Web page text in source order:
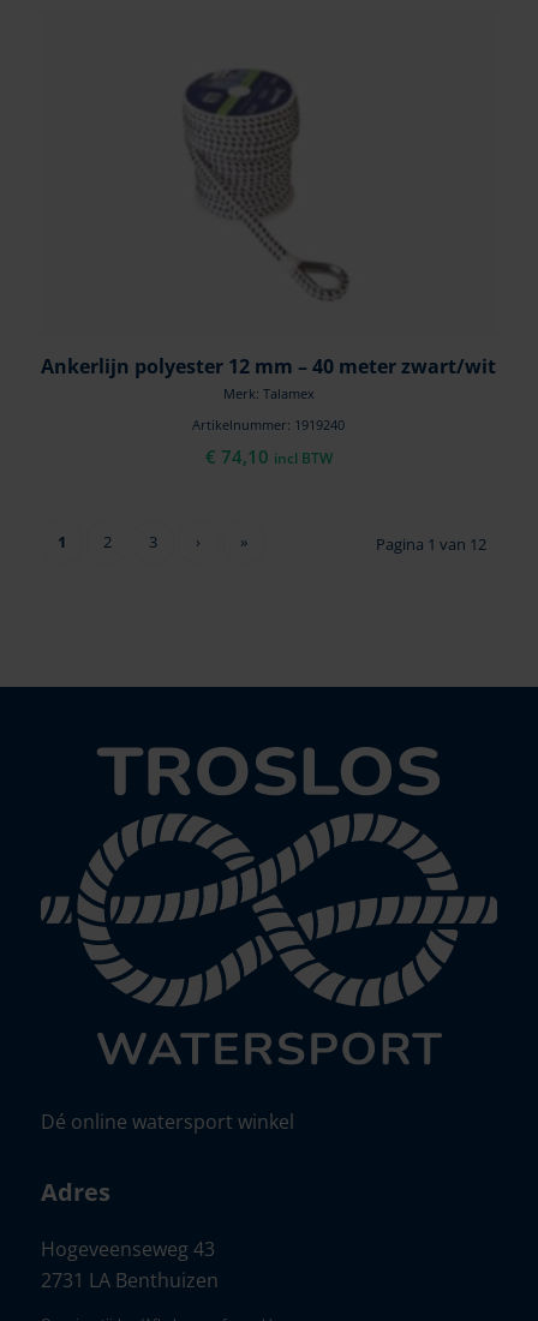
Ankerlijn polyester 12 mm – 40 meter zwart/wit
Merk: Talamex
Artikelnummer: 1919240
€ 74,10 incl BTW
Pagina 1 van 12
1 2 3 › »
Dé online watersport winkel
Adres
Hogeveenseweg 43
2731 LA Benthuizen